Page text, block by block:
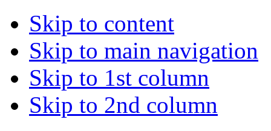
Skip to content
Skip to main navigation
Skip to 1st column
Skip to 2nd column